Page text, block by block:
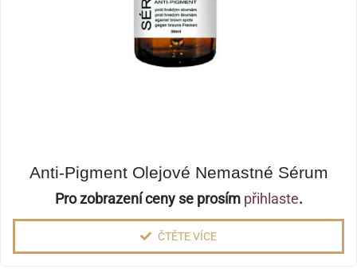
Anti-Pigment Olejové Nemastné Sérum
Pro zobrazení ceny se prosím přihlaste.
ČTĚTE VÍCE